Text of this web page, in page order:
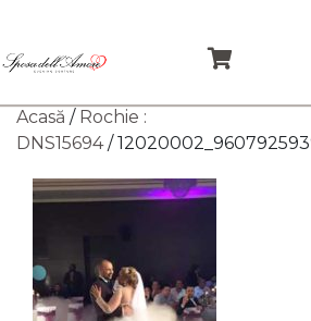
Acasă / Rochie :
DNS15694/